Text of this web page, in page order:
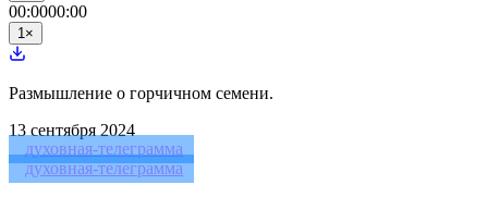
00:0000:00
1 ×
Размышление о горчичном семени.
13 сентября 2024
духовная-телеграмма
духовная-телеграмма